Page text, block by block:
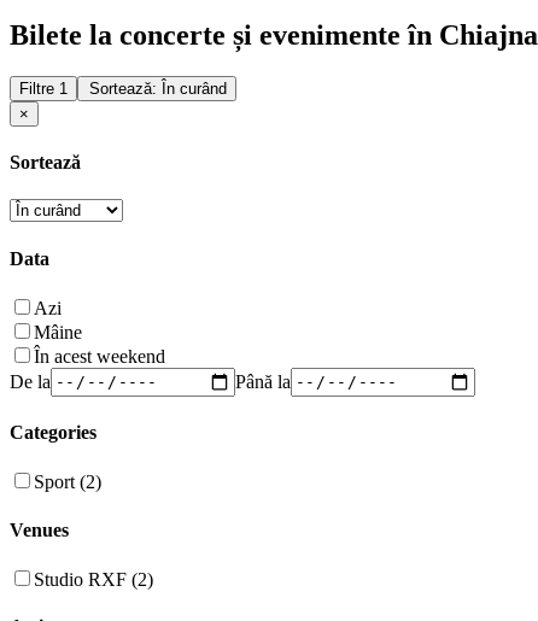
Bilete la concerte și evenimente în Chiajna
Filtre 1
Sortează: În curând
×
Sortează
Data
Azi
Mâine
În acest weekend
De la
Până la
Categories
Sport (2)
Venues
Studio RXF (2)